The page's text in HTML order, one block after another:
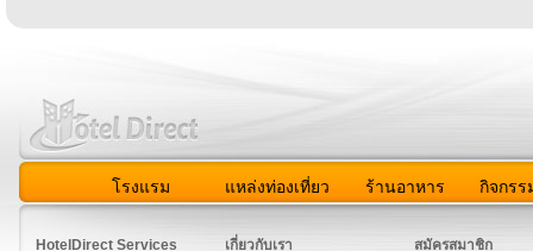
โรงแรม แหล่งท่องเที่ยว ร้านอาหาร กิจกรร
HotelDirect Services
เกี่ยวกับเรา
สมัครสมาชิก